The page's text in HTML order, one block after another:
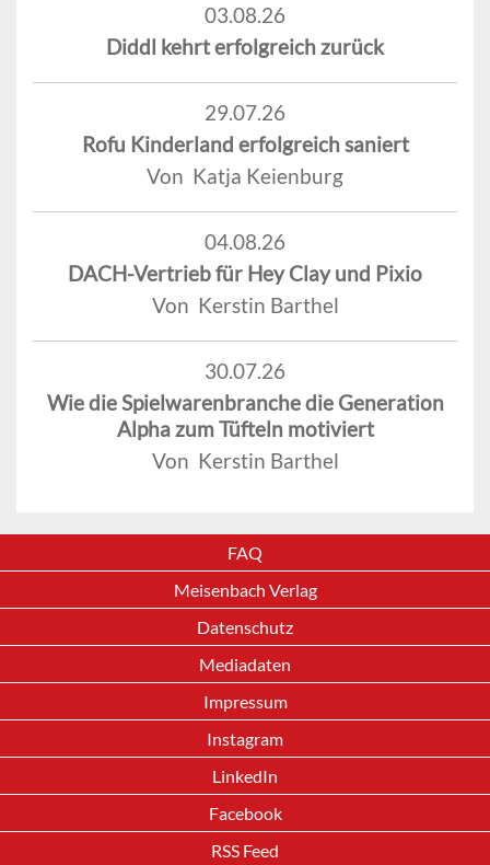
03.08.26
Diddl kehrt erfolgreich zurück
29.07.26
Rofu Kinderland erfolgreich saniert
Von Katja Keienburg
04.08.26
DACH-Vertrieb für Hey Clay und Pixio
Von Kerstin Barthel
30.07.26
Wie die Spielwarenbranche die Generation
Alpha zum Tüfteln motiviert
Von Kerstin Barthel
FAQ
Meisenbach Verlag
Datenschutz
Mediadaten
Impressum
Instagram
LinkedIn
Facebook
RSS Feed